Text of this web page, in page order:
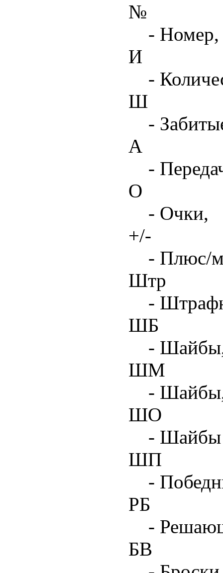
№
- Номер,
И
-
Ш
-
А
-
О
- Очки,
+/-
- Плюс/
Штр
-
ШБ
- Шайбы,
ШМ
- Шайбы,
ШО
- Шайбы
ШП
-
РБ
-
БВ